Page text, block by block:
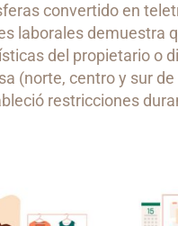
convertido en
laborales demuestra
del propietario o
(norte, centro y sur
restricciones